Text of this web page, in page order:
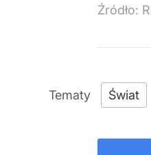
Źródło:
Świat